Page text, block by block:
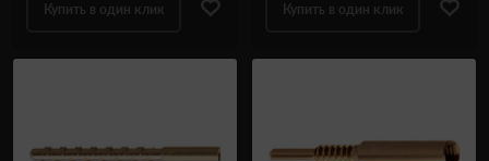
Купить в один клик Купить в один клик